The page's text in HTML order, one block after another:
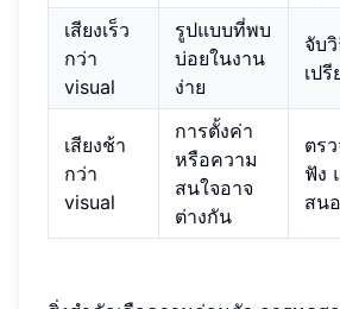
เสียงเร็ว
กว่า
visual
รูปแบบที่พบ
บ่อยในงาน
ง่าย
จับ
เปรี
เสียงช้า
กว่า
visual
การตั้งค่า
หรือความ
สนใจอาจ
ต่างกัน
ตร
ฟัง
สน